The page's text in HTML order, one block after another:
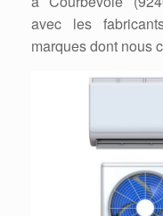
avec les
marques dont nous